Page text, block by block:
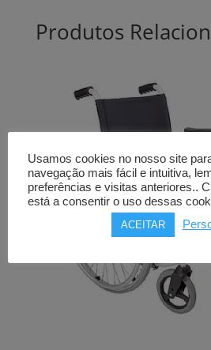
Produtos
Usamos cookies no nosso site
navegação mais fácil e intuitiva,
preferências e visitas anteriores..
está a consentir o uso dessas
ACEITAR